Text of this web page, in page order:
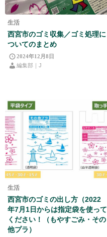
生活
西宮市のゴミ収集／ゴミ処理に
ついてのまとめ
2024年12月8日
編集部｜J
生活
西宮市のゴミの出し方（2022
年7月1日からは指定袋を使って
ください！（もやすごみ・その
他プラ）